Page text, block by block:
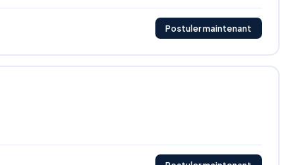
Postuler maintenant